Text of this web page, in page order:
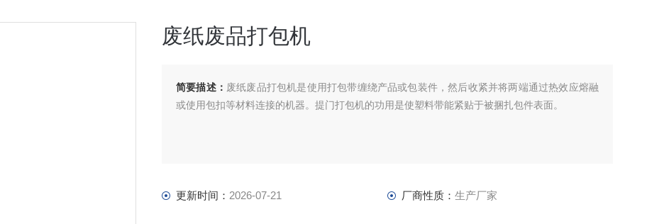
废纸废品打包机
简要描述： 废纸废品打包机是使用打包带缠绕产品或包装件，然后收紧并将两端通过热效应熔融
或使用包扣等材料连接的机器。提门打包机的功用是使塑料带能紧贴于被捆扎包件表面。
更新时间： 2026-07-21 厂商性质： 生产厂家